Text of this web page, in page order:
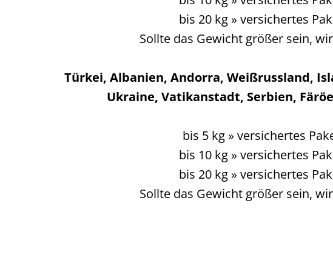
bis 20 kg » versichertes
Sollte das Gewicht größer sein,
Türkei, Albanien, Andorra, Weißrussland,
Ukraine, Vatikanstadt, Serbien,
bis 5 kg » versichertes
bis 10 kg » versichertes
bis 20 kg » versichertes
Sollte das Gewicht größer sein,